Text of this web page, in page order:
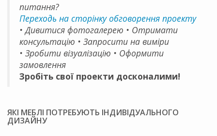
питання?
Переходь на сторінку обговорення проекту
• Дивитися фотогалерею • Отримати
консультацію • Запросити на виміри
• Зробити візуалізацію • Оформити
замовлення
Зробіть свої проекти досконалими!
ЯКІ МЕБЛІ ПОТРЕБУЮТЬ ІНДИВІДУАЛЬНОГО
ДИЗАЙНУ